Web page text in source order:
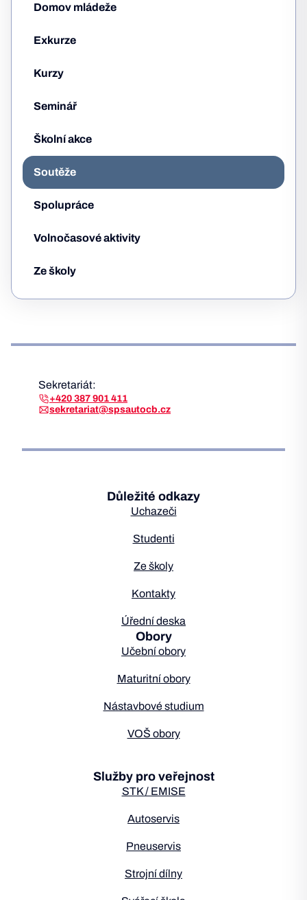
Domov mládeže
Exkurze
Kurzy
Seminář
Školní akce
Soutěže
Spolupráce
Volnočasové aktivity
Ze školy
Sekretariát:
+420 387 901 411
sekretariat@spsautocb.cz
Důležité odkazy
Uchazeči
Studenti
Ze školy
Kontakty
Úřední deska
Obory
Učební obory
Maturitní obory
Nástavbové studium
VOŠ obory
Služby pro veřejnost
STK / EMISE
Autoservis
Pneuservis
Strojní dílny